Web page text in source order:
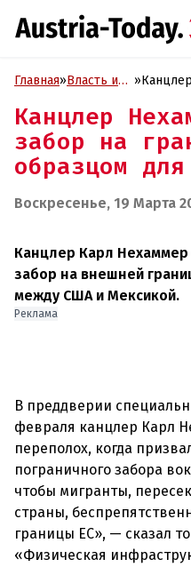
Главная»Власть и
»
Канцлер
забор на
образцом
Воскресенье, 19 Марта
Канцлер Карл Нехаммер
забор на внешней
между США и Мексикой.
Реклама
В преддверии
февраля канцлер Карл
переполох, когда
пограничного забора
чтобы мигранты,
страны,
границы ЕС», — сказал
«Физическая